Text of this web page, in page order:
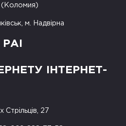
(Коломия)
м. Надвірна
ІНТЕРНЕТ-
27